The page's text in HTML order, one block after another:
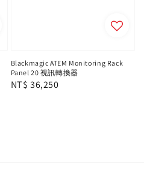
Blackmagic ATEM Monitoring Rack
Panel 20 視訊轉換器
Regular
NT$ 36,250